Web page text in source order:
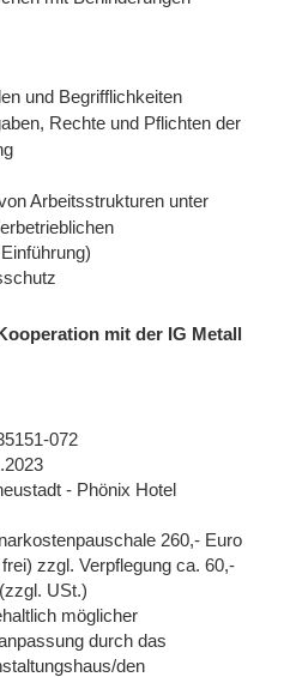
und Begrifflichkeiten
Rechte und Pflichten der
Arbeitsstrukturen unter
mit der IG Metall
072
- Phönix Hotel
260,- Euro
zzgl. Verpflegung ca. 60,-
USt.)
möglicher
durch das
den